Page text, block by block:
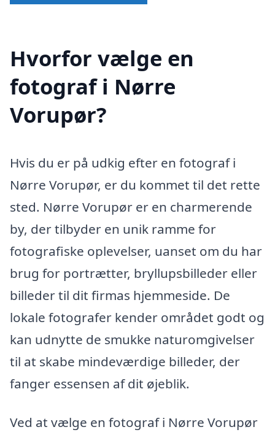
Hvorfor vælge en
fotograf i Nørre
Vorupør?
Hvis du er på udkig efter en fotograf i
Nørre Vorupør, er du kommet til det rette
sted. Nørre Vorupør er en charmerende
by, der tilbyder en unik ramme for
fotografiske oplevelser, uanset om du har
brug for portrætter, bryllupsbilleder eller
billeder til dit firmas hjemmeside. De
lokale fotografer kender området godt og
kan udnytte de smukke naturomgivelser
til at skabe mindeværdige billeder, der
fanger essensen af dit øjeblik.
Ved at vælge en fotograf i Nørre Vorupør